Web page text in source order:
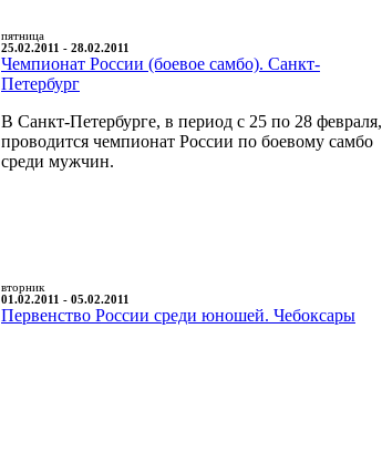
пятница
25.02.2011 - 28.02.2011
Чемпионат России (боевое самбо). Санкт-
Петербург
В Санкт-Петербурге, в период с 25 по 28 февраля,
проводится чемпионат России по боевому самбо
среди мужчин.
вторник
01.02.2011 - 05.02.2011
Первенство России среди юношей. Чебоксары